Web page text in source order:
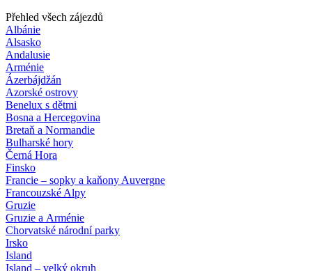
Přehled všech zájezdů
Albánie
Alsasko
Andalusie
Arménie
Ázerbájdžán
Azorské ostrovy
Benelux s dětmi
Bosna a Hercegovina
Bretaň a Normandie
Bulharské hory
Černá Hora
Finsko
Francie – sopky a kaňony Auvergne
Francouzské Alpy
Gruzie
Gruzie a Arménie
Chorvatské národní parky
Irsko
Island
Island – velký okruh